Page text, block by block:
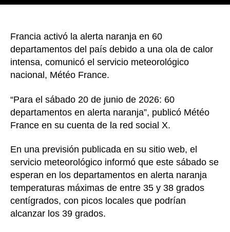
Francia activó la alerta naranja en 60
departamentos del país debido a una ola de calor
intensa, comunicó el servicio meteorológico
nacional, Météo France.
“Para el sábado 20 de junio de 2026: 60
departamentos en alerta naranja”, publicó Météo
France en su cuenta de la red social X.
En una previsión publicada en su sitio web, el
servicio meteorológico informó que este sábado se
esperan en los departamentos en alerta naranja
temperaturas máximas de entre 35 y 38 grados
centígrados, con picos locales que podrían
alcanzar los 39 grados.